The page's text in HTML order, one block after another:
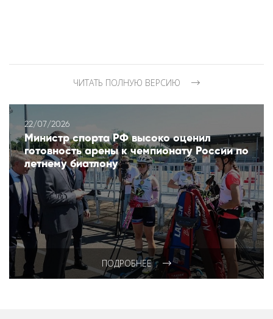
ЧИТАТЬ ПОЛНУЮ ВЕРСИЮ
22/07/2026
Министр спорта РФ высоко оценил
готовность арены к чемпионату России по
летнему биатлону
ПОДРОБНЕЕ